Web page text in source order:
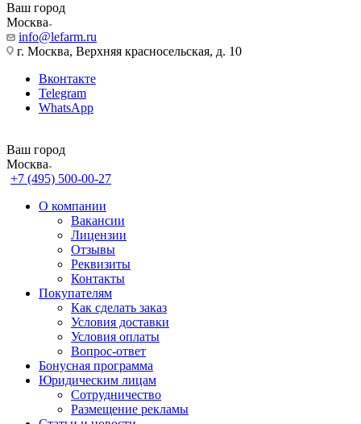
Ваш город
Москва
info@lefarm.ru
г. Москва, Верхняя красносельская, д. 10
Вконтакте
Telegram
WhatsApp
Ваш город
Москва
+7 (495) 500-00-27
О компании
Вакансии
Лицензии
Отзывы
Реквизиты
Контакты
Покупателям
Как сделать заказ
Условия доставки
Условия оплаты
Вопрос-ответ
Бонусная программа
Юридическим лицам
Сотрудничество
Размещение рекламы